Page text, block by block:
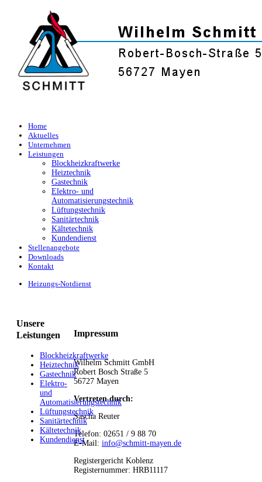
Home
Aktuelles
Unternehmen
Leistungen
Blockheizkraftwerke
Heiztechnik
Gastechnik
Elektro- und
Automatisierungstechnik
Lüftungstechnik
Sanitärtechnik
Kältetechnik
Kundendienst
Stellenangebote
Downloads
Kontakt
Heizungs-Notdienst
Impressum
Wilhelm Schmitt GmbH
Robert Bosch Straße 5
56727 Mayen
Vertreten durch:
Sascha Reuter
Telefon: 02651 / 9 88 70
E-Mail: info@schmitt-mayen.de
Registergericht Koblenz
Registernummer: HRB11117
Unsere
Leistungen
Blockheizkraftwerke
Heiztechnik
Gastechnik
Elektro-
und
Automatisierungstechnik
Lüftungstechnik
Sanitärtechnik
Kältetechnik
Kundendienst